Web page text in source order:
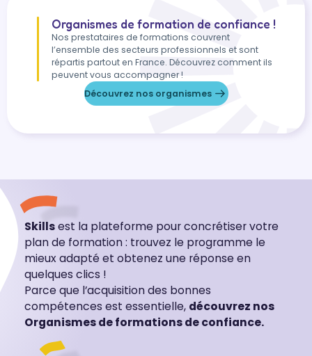
Organismes de formation de confiance !
Nos prestataires de formations couvrent
l’ensemble des secteurs professionnels et sont
répartis partout en France. Découvrez comment ils
peuvent vous accompagner !
Découvrez nos organismes
Skillsest la plateforme pour concrétiser votre
plan de formation : trouvez le programme le
mieux adapté et obtenez une réponse en
quelques clics !
Parce que l’acquisition des bonnes
compétences est essentielle, découvrez nos
Organismes de formations de confiance.